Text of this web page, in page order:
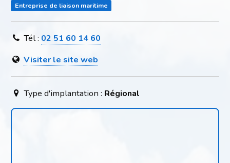
Entreprise de liaison maritime
Tél : 02 51 60 14 60
Visiter le site web
Type d'implantation : Régional